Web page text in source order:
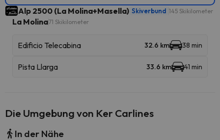
Alp 2500 (La Molina+Masella) Skiverbund 145 Skikilometer
La Molina71 Skikilometer
Edificio Telecabina 32.6 km 38 min
Pista Llarga 33.6 km 41 min
Die Umgebung von Ker Carlines
In der Nähe